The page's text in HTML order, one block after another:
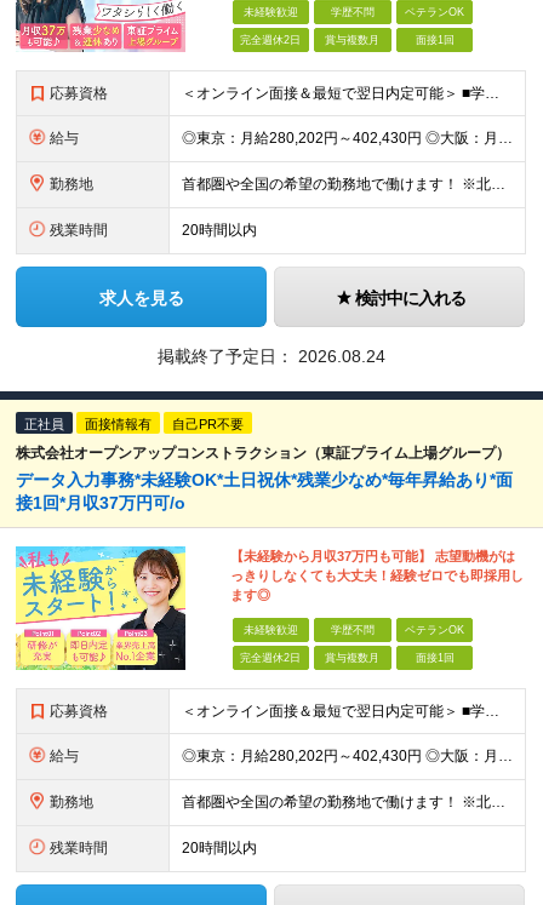
未経験歓迎 学歴不問 ベテランOK
完全週休2日 賞与複数月 面接1回
応募資格 ＜オンライン面接＆最短で翌日内定可能＞ ■学歴不問 ■未経験・第二新卒・正社員初挑戦の方、大歓迎！ ★9割以上の社員が未経験からのスタートです ★アルバイト経験のみという方も活躍しています ◇志望理
給与 ◎東京：月給280,202円～402,430円 ◎大阪：月給269,824円～392,052円 ◎名古屋：月給285,967円～408,195円 ◎その他：月給265,212円～387,440円 ※
勤務地 首都圏や全国の希望の勤務地で働けます！ ※北海道・東北・関東・北信越・関西・東海・中国・四国・九州・沖縄県 ★希望を考慮します ★UIターン歓迎／転勤なし
残業時間 20時間以内
求人を見る 検討中に入れる
掲載終了予定日： 2026.08.24
正社員 面接情報有 自己PR不要
株式会社オープンアップコンストラクション（東証プライム上場グループ）
データ入力事務*未経験OK*土日祝休*残業少なめ*毎年昇給あり*面
接1回*月収37万円可/o
【未経験から月収37万円も可能】 志望動機がは
っきりしなくても大丈夫！経験ゼロでも即採用し
ます◎
未経験歓迎 学歴不問 ベテランOK
完全週休2日 賞与複数月 面接1回
応募資格 ＜オンライン面接＆最短で翌日内定可能＞ ■学歴不問 ■未経験・第二新卒・正社員初挑戦の方、大歓迎！ ★9割以上の社員が未経験からのスタートです ★アルバイト経験のみという方も活躍しています ◇志望理
給与 ◎東京：月給280,202円～402,430円 ◎大阪：月給269,824円～392,052円 ◎名古屋：月給285,967円～408,195円 ◎その他：月給265,212円～387,440円 ※
勤務地 首都圏や全国の希望の勤務地で働けます！ ※北海道・東北・関東・北信越・関西・東海・中国・四国・九州・沖縄県 ★希望を考慮します ★UIターン歓迎／転勤なし
残業時間 20時間以内